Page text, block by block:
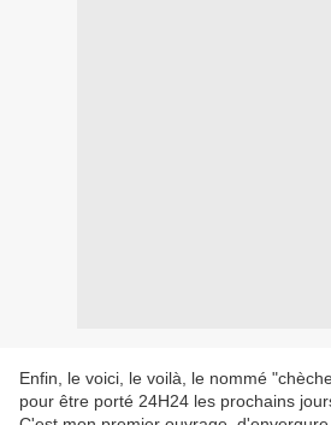
Enfin, le voici, le voilà, le nommé
pour être porté 24H24 les prochains